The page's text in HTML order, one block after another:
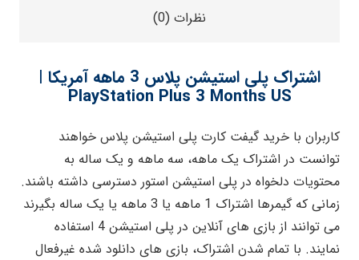
نظرات (0)
اشتراک پلی استیشن پلاس 3 ماهه آمریکا |
PlayStation Plus 3 Months US
کاربران با خرید گیفت کارت‌ پلی استیشن پلاس خواهند
توانست در اشتراک یک ماهه، سه ماهه و یک ساله به
محتویات دلخواه در پلی استیشن استور دسترسی داشته باشند.
زمانی که گیمرها اشتراک 1 ماهه یا 3 ماهه یا یک ساله بگیرند
می توانند از بازی های آنلاین در پلی استیشن 4 استفاده
نمایند. با تمام شدن اشتراک، بازی های دانلود شده غیرفعال